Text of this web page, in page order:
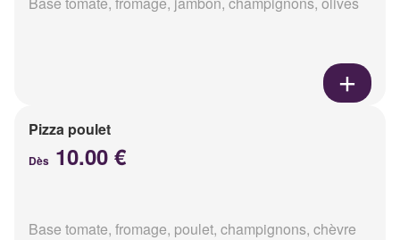
Pizza poulet
Dès 10.00 €
Base tomate, fromage, poulet, champignons, chèvre